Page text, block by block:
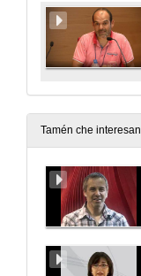
Tamén che interesan